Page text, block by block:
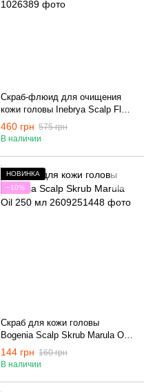
Скраб-флюид для очищения
кожи головы Inebrya Scalp Fluid
tri-action dermo-purifiyng 150 мл
460 грн 575 грн
В наличии
НОВИНКА
−10%
Скраб для кожи головы
Bogenia Scalp Skrub Marula Oil
250 мл
144 грн 160 грн
В наличии